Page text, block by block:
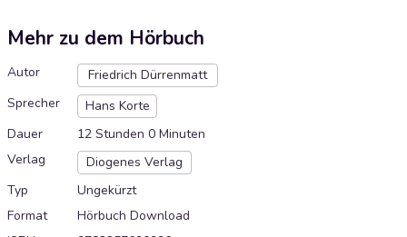
Mehr zu dem Hörbuch
Autor
Friedrich Dürrenmatt
Sprecher
Hans Korte
Dauer
12 Stunden 0 Minuten
Verlag
Diogenes Verlag
Typ
Ungekürzt
Format
Hörbuch Download